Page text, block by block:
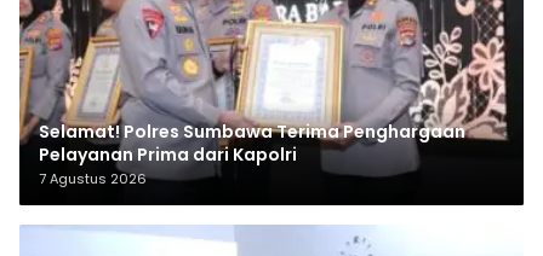
Selamat! Polres Sumbawa Terima Penghargaan
Pelayanan Prima dari Kapolri
7 Agustus 2026